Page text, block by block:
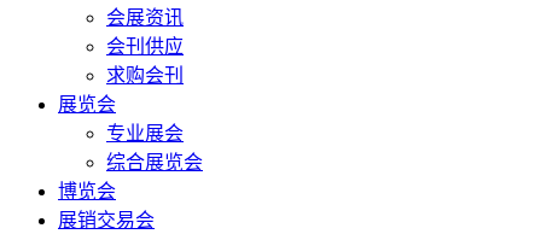
会展资讯
会刊供应
求购会刊
展览会
专业展会
综合展览会
博览会
展销交易会